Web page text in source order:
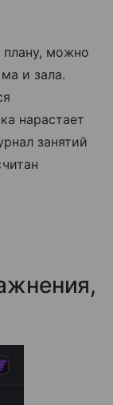
плану, можно
и зала.
нарастает
занятий